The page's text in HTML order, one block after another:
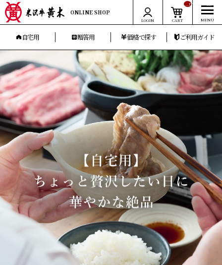
ONLINE SHOP
LOGIN CART
__ITM_CNT__
自宅用 贈答用 価格で探す ご利用ガイド